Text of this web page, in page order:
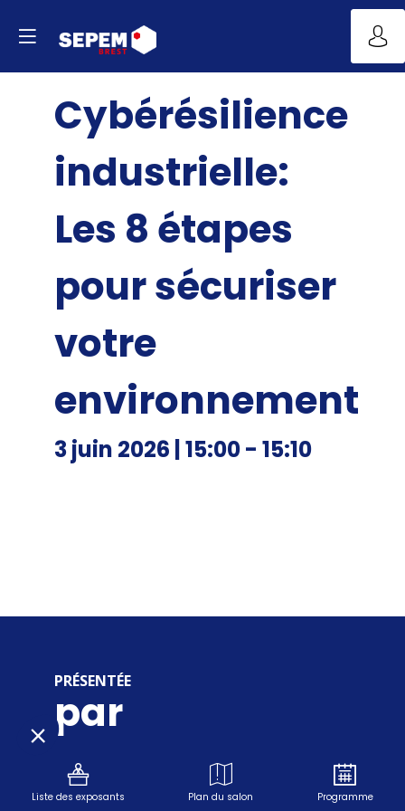
Cybérésilience
industrielle:
Les 8 étapes
pour sécuriser
votre
environnement
3 juin 2026 |15:00- 15:10
PRÉSENTÉE
par
Liste des exposants Plan du salon Programme